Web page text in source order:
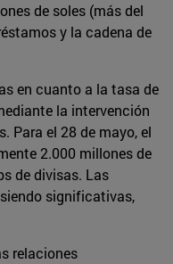
de soles (más del
y la cadena de
en cuanto a la tasa de
la intervención
Para el 28 de mayo, el
2.000 millones de
de divisas. Las
significativas,
relaciones